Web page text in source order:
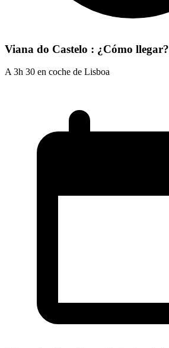
Viana do Castelo : ¿Cómo llegar?
A 3h 30 en coche de Lisboa